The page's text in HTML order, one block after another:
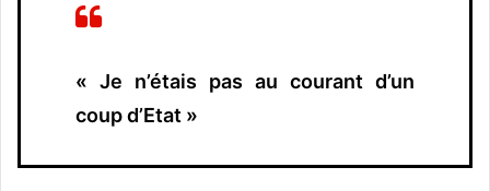
« Je n’étais pas au courant d’un
coup d’Etat »